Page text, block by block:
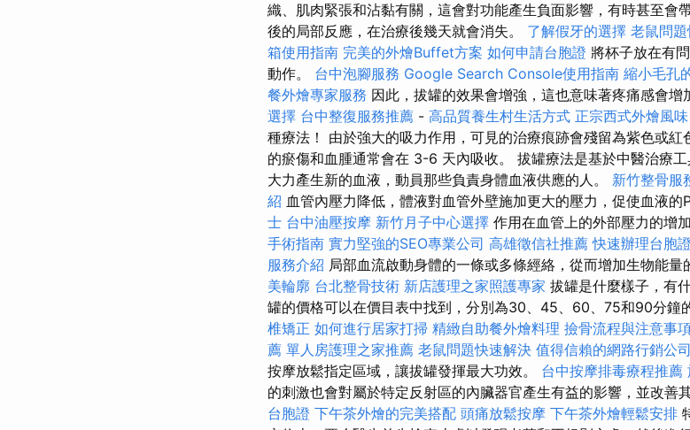
織、肌肉緊張和沾黏有關，這會對功能產生負面影響，有時甚至會
後的局部反應，在治療後幾天就會消失。 了解假牙的選擇 老鼠問
箱使用指南 完美的外燴Buffet方案 如何申請台胞證 將杯子放在有
動作。 台中泡腳服務 Google Search Console使用指南 縮小毛孔
餐外燴專家服務 因此，拔罐的效果會增強，這也意味著疼痛感會增
選擇 台中整復服務推薦 - 高品質養生村生活方式 正宗西式外燴風味
種療法！ 由於強大的吸力作用，可見的治療痕跡會殘留為紫色或
的瘀傷和血腫通常會在 3-6 天內吸收。 拔罐療法是基於中醫治療
大力產生新的血液，動員那些負責身體血液供應的人。 新竹整骨服
紹 血管內壓力降低，體液對血管外壁施加更大的壓力，促使血液的
士 台中油壓按摩 新竹月子中心選擇 作用在血管上的外部壓力的增
手術指南 實力堅強的SEO專業公司 高雄徵信社推薦 快速辦理台胞
服務介紹 局部血流啟動身體的一條或多條經絡，從而增加生物能量
美輪廓 台北整骨技術 新店護理之家照護專家 拔罐是什麼樣子，有
罐的價格可以在價目表中找到，分別為30、45、60、75和90分鐘
椎矯正 如何進行居家打掃 精緻自助餐外燴料理 撿骨流程與注意事
薦 單人房護理之家推薦 老鼠問題快速解決 值得信賴的網路行銷公司
按摩放鬆指定區域，讓拔罐發揮最大功效。 台中按摩排毒療程推薦
的刺激也會對屬於特定反射區的內臟器官產生有益的影響，並改善
台胞證 下午茶外燴的完美搭配 頭痛放鬆按摩 下午茶外燴輕鬆安排